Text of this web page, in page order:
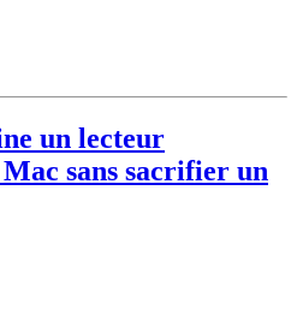
un lecteur
sans sacrifier un